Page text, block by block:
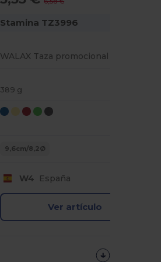
Stamina TZ3996
389 g
9,6cm/8,2Ø
W4 España
Ver artículo